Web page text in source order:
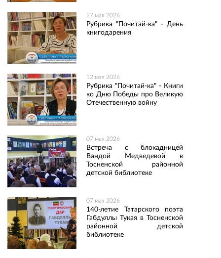
27 мая 2026
Рубрика "Почитай-ка" - День
книгодарения
12 мая 2026
Рубрика "Почитай-ка" - Книги
ко Дню Победы про Великую
Отечественную войну
07 мая 2026
Встреча с блокадницей
Вандой Медведевой в
Тосненской районной
детской библиотеке
07 мая 2026
140-летие Татарского поэта
Габдуллы Тукая в Тосненской
районной детской
библиотеке